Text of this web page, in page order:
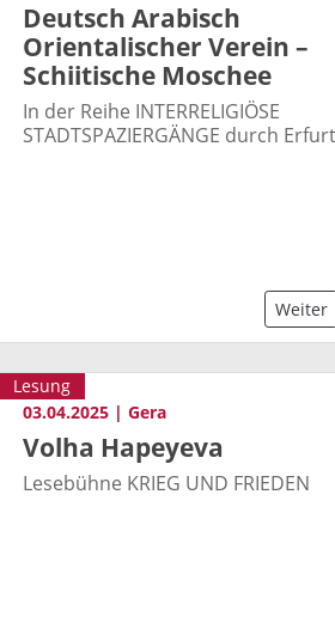
Deutsch Arabisch
Orientalischer Verein –
Schiitische Moschee
In der Reihe INTERRELIGIÖSE
STADTSPAZIERGÄNGE durch Erfurt
Weiter
Lesung
03.04.2025 | Gera
Volha Hapeyeva
Lesebühne KRIEG UND FRIEDEN